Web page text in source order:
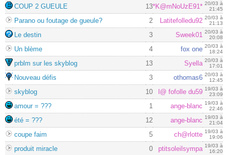
COUP 2 GUEULE 13*K@mNoUzE91* 20/03 à
21:45
Parano ou foutage de gueule? 2 Latitefolledu92 20/03 à
21:13
Le destin 3 Sweek01 20/03 à
20:08
Un blème 4 fox one 20/03 à
18:24
prblm sur les skyblog 13 Syella 20/03 à
17:01
Nouveau défis 3 othomas6 20/03 à
12:45
skyblog 10 l@ fofolle du59 19/03 à
23:09
amour = ??? 1 ange-blanc 19/03 à
22:46
été = ??? 12 ange-blanc 19/03 à
21:04
coupe faim 5 ch@rlotte 19/03 à
19:06
produit miracle 0 ptitsoleilsympa 19/03 à
16:20